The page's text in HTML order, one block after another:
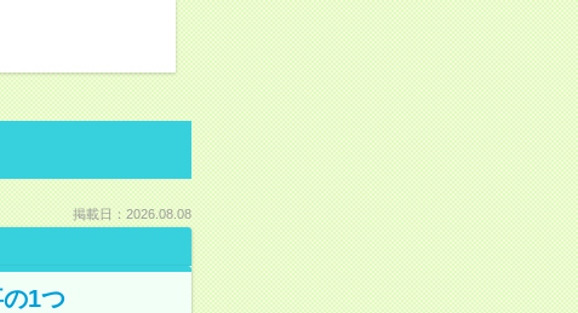
掲載日：2026.08.08
1つ